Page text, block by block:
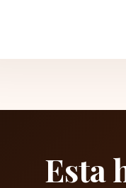
Esta